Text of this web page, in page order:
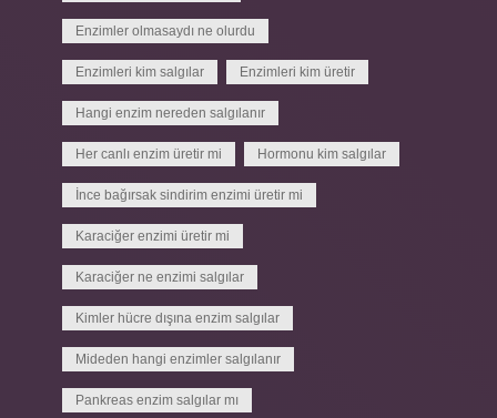
Enzimler olmasaydı ne olurdu
Enzimleri kim salgılar Enzimleri kim üretir
Hangi enzim nereden salgılanır
Her canlı enzim üretir mi Hormonu kim salgılar
İnce bağırsak sindirim enzimi üretir mi
Karaciğer enzimi üretir mi
Karaciğer ne enzimi salgılar
Kimler hücre dışına enzim salgılar
Mideden hangi enzimler salgılanır
Pankreas enzim salgılar mı